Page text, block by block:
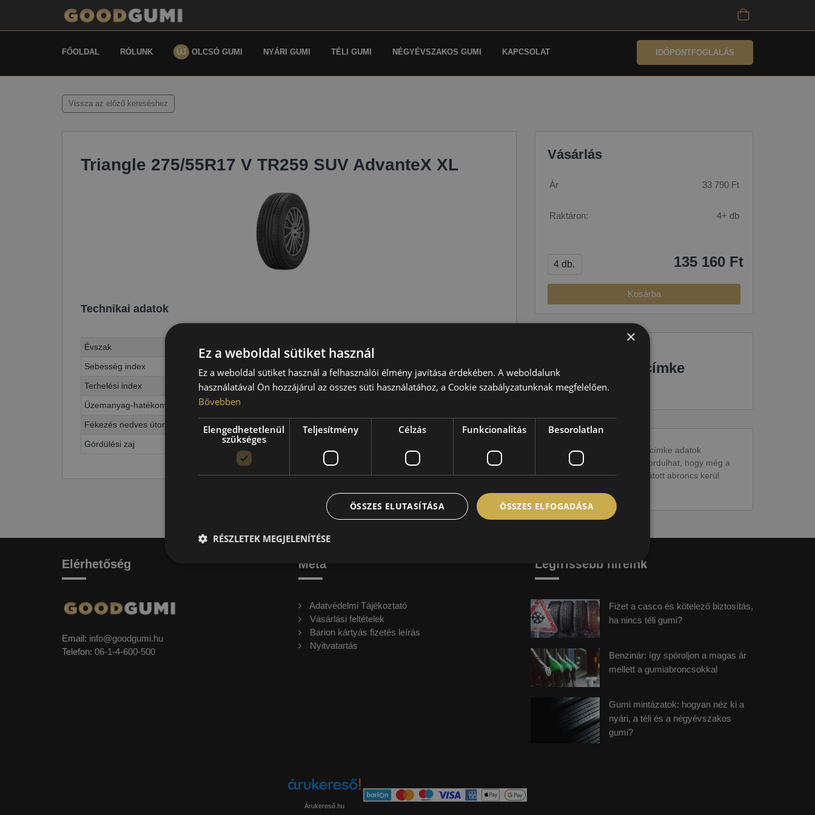
FŐOLDAL RÓLUNK ÚJ OLCSÓ GUMI NYÁRI GUMI TÉLI GUMI NÉGYÉVSZAKOS GUMI KAPCSOLAT IDŐPONTFOGLALÁS
Vissza az előző kereséshez
Triangle 275/55R17 V TR259 SUV AdvanteX XL
Technikai adatok
Évszak
Nyári
Sebesség index
Terhelési index
109=1030kg
Üzemanyag-hatékonyság
Fékezés nedves úton
Gördülési zaj
Vásárlás
Ár 33 790 Ft
Raktáron: 4+ db
135 160 Ft
Kosárba
EU-s abroncscímke
Figyelem a feltüntetett címke adatok
tájékoztató jellegűek. Előfordulhat, hogy még a
korábbi EU-s címkével ellátott abroncs kerül
Elérhetőség
Email: info@goodgumi.hu
Telefon: 06-1-4-600-500
Meta
Adatvédelmi Tájékoztató
Vásárlási feltételek
Barion kártyás fizetés leírás
Nyitvatartás
Legfrissebb híreink
Fizet a casco és kötelező biztosítás,
ha nincs téli gumi?
Benzinár: így spóroljon a magas ár
mellett a gumiabroncsokkal
Gumi mintázatok: hogyan néz ki a
nyári, a téli és a négyévszakos
gumi?
Árukereső.hu
×
Ez a weboldal sütiket használ
Ez a weboldal sütiket használ a felhasználói élmény javítása érdekében. A weboldalunk
használatával Ön hozzájárul az összes süti használatához, a Cookie szabályzatunknak megfelelően.
Bővebben
Elengedhetetlenül
szükséges
Teljesítmény Célzás Funkcionalitás Besorolatlan
ÖSSZES ELFOGADÁSA
ÖSSZES ELUTASÍTÁSA
RÉSZLETEK MEGJELENÍTÉSE